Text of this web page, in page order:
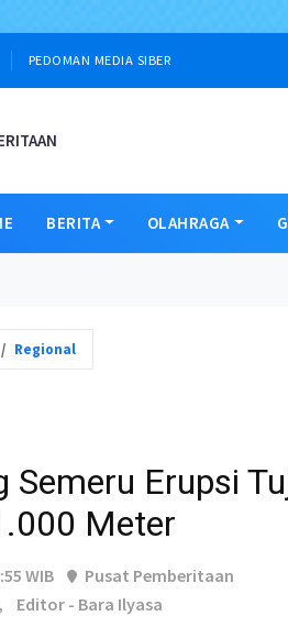
PEDOMAN MEDIA SIBER
BERITA OLAHRAGA
Regional
Semeru Erupsi
Meter
WIB
Pusat Pemberitaan
Editor - Bara Ilyasa